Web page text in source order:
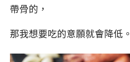
帶骨的，
那我想要吃的意願就會降低。